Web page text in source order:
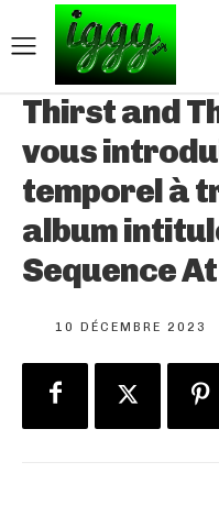
Thirst and
vous
temporel à
album
Sequence
10 DÉCEMBRE 2023